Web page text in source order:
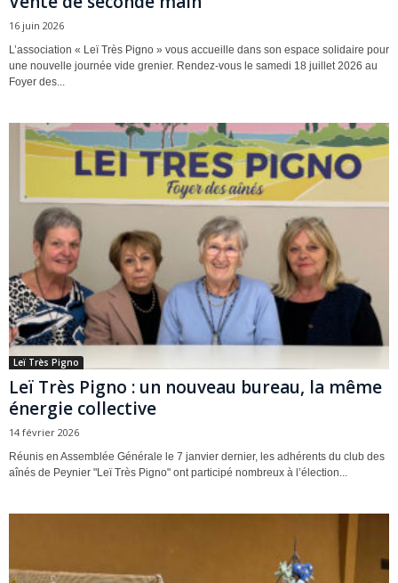
16 juin 2026
L’association « Leï Très Pigno » vous accueille dans son espace solidaire pour
une nouvelle journée vide grenier. Rendez-vous le samedi 18 juillet 2026 au
Foyer des...
Leï Très Pigno
Leï Très Pigno : un nouveau bureau, la même
énergie collective
14 février 2026
Réunis en Assemblée Générale le 7 janvier dernier, les adhérents du club des
aînés de Peynier "Leï Très Pigno" ont participé nombreux à l’élection...